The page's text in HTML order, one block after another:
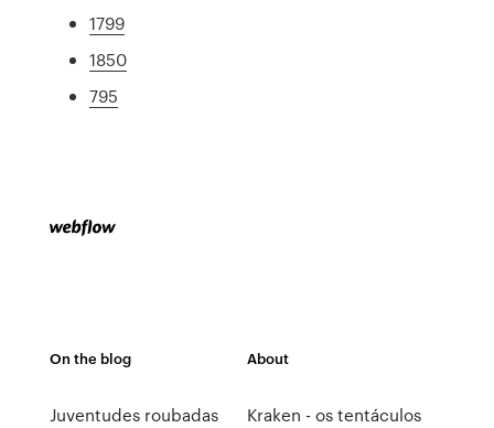
1799
1850
795
On the blog
Juventudes roubadas
About
Kraken - os tentáculos